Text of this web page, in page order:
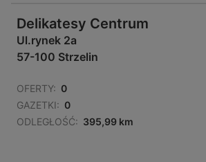
Delikatesy Centrum
Ul.rynek 2a
57-100 Strzelin
OFERTY: 0
GAZETKI: 0
ODLEGŁOŚĆ: 395,99 km